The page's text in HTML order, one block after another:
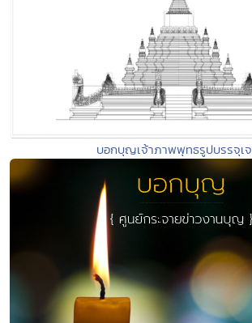
บอกบุญเจ้าภาพพุทธรูปบรรจุเ